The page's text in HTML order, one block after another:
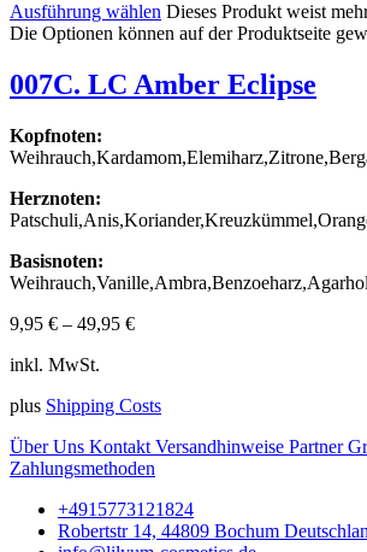
Ausführung wählen Dieses Produkt weist
Die Optionen können auf der Produktseite
007C. LC Amber Eclipse
Kopfnoten:
Herznoten:
Basisnoten:
9,95 € – 49,95 €
inkl. MwSt.
plus Shipping Costs
Über Uns Kontakt Versandhinweise Partner
Zahlungsmethoden
+4915773121824
Robertstr 14, 44809 Bochum